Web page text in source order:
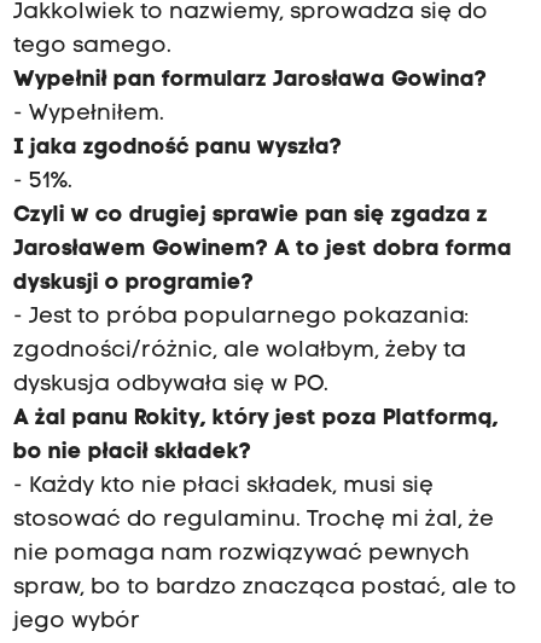
Jakkolwiek to nazwiemy, sprowadza się do
tego samego.
Wypełnił pan formularz Jarosława Gowina?
- Wypełniłem.
I jaka zgodność panu wyszła?
- 51%.
Czyli w co drugiej sprawie pan się zgadza z
Jarosławem Gowinem? A to jest dobra forma
dyskusji o programie?
- Jest to próba popularnego pokazania:
zgodności/różnic, ale wolałbym, żeby ta
dyskusja odbywała się w PO.
A żal panu Rokity, który jest poza Platformą,
bo nie płacił składek?
- Każdy kto nie płaci składek, musi się
stosować do regulaminu. Trochę mi żal, że
nie pomaga nam rozwiązywać pewnych
spraw, bo to bardzo znacząca postać, ale to
jego wybór